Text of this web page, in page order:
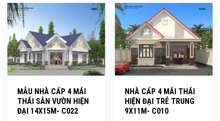
MẪU NHÀ CẤP 4 MÁI
THÁI SÂN VƯỜN HIỆN
ĐẠI 14X15M- C022
NHÀ CẤP 4 MÁI THÁI
HIỆN ĐẠI TRẺ TRUNG
9X11M- C010